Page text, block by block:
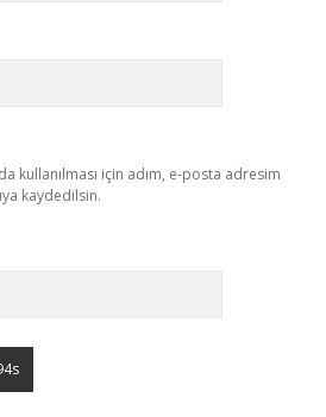
kullanılması için adım, e-posta adresim
kaydedilsin.